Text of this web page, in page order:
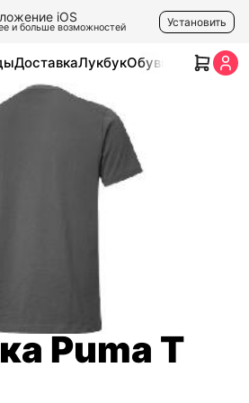
iOS
и больше возможностей Установить
ДоставкаЛукбукОбувь Одежда
Puma T